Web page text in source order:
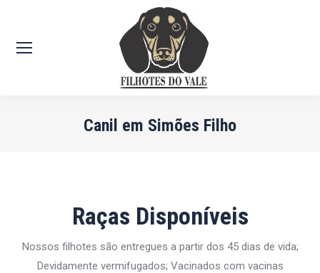
Canil em Simões Filho
Raças Disponíveis
Nossos filhotes são entregues a partir dos 45 dias de vida;
Devidamente vermifugados; Vacinados com vacinas